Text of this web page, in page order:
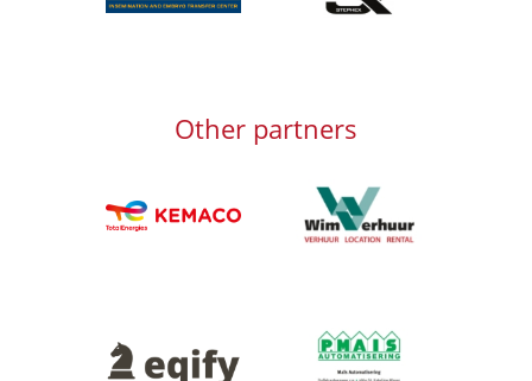
Other partners
Afbeelding
Afbeelding
Afbeelding Afbeelding